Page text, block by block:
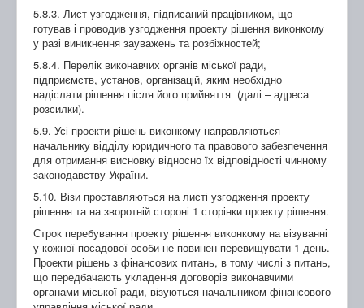
5.8.3. Лист узгодження, підписаний працівником, що
готував і проводив узгодження проекту рішення виконкому
у разі виникнення зауважень та розбіжностей;
5.8.4. Перелік виконавчих органів міської ради,
підприємств, установ, організацій, яким необхідно
надіслати рішення після його прийняття (далі – адреса
розсилки).
5.9. Усі проекти рішень виконкому направляються
начальнику відділу юридичного та правового забезпечення
для отримання висновку відносно їх відповідності чинному
законодавству України.
5.10. Візи проставляються на листі узгодження проекту
рішення та на зворотній стороні 1 сторінки проекту рішення.
Строк перебування проекту рішення виконкому на візуванні
у кожної посадової особи не повинен перевищувати 1 день.
Проекти рішень з фінансових питань, в тому числі з питань,
що передбачають укладення договорів виконавчими
органами міської ради, візуються начальником фінансового